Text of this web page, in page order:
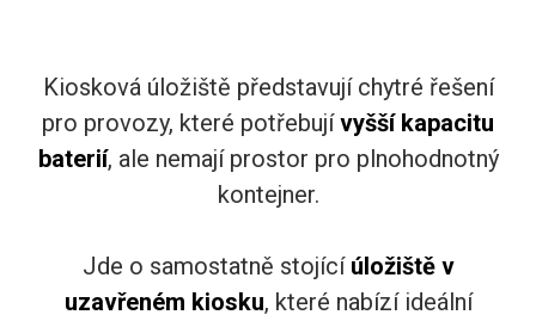
Kiosková úložiště představují chytré řešení
pro provozy, které potřebujívyšší kapacitu
baterií, ale nemají prostor pro plnohodnotný
kontejner.
Jde o samostatně stojící úložiště v
uzavřeném kiosku, které nabízí ideální